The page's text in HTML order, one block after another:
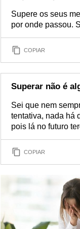
Supere os seus
por onde passou.
COPIAR
Superar não é
Sei que nem
tentativa, nada há
pois lá no futuro
COPIAR